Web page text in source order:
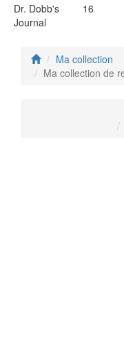
Dr. Dobb's
Journal
16
Ma collection
Ma collection de